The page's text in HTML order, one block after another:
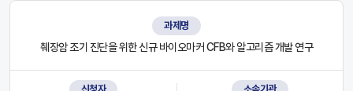
과제명
췌장암 조기 진단을 위한 신규 바이오마커 CFB와 알고리즘 개발 연구